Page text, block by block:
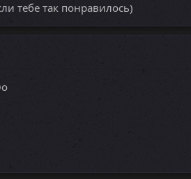
тебе так понравилось)